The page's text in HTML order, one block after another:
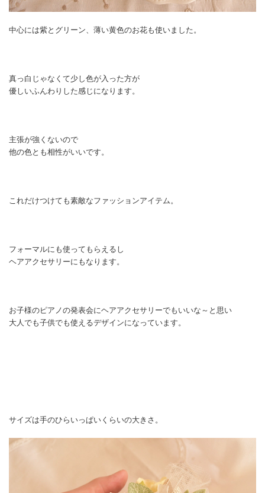
中心には紫とグリーン、薄い黄色のお花も使いました。
真っ白じゃなくて少し色が入った方が
優しいふんわりした感じになります。
主張が強くないので
他の色とも相性がいいです。
これだけつけても素敵なファッションアイテム。
フォーマルにも使ってもらえるし
ヘアアクセサリーにもなります。
お子様のピアノの発表会にヘアアクセサリーでもいいな～と思い
大人でも子供でも使えるデザインになっています。
サイズは手のひらいっぱいくらいの大きさ。